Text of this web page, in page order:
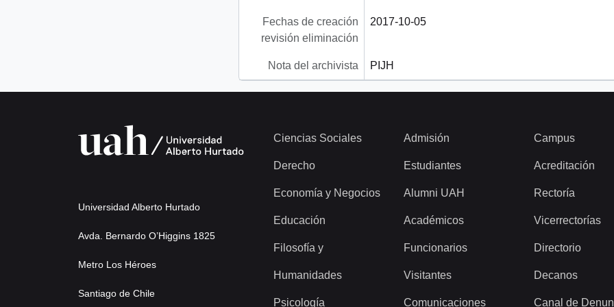
Fechas de creación
revisión eliminación
2017-10-05
Nota del archivista PIJH
Universidad Alberto Hurtado
Avda. Bernardo O’Higgins 1825
Metro Los Héroes
Santiago de Chile
Ciencias Sociales
Derecho
Economía y Negocios
Educación
Filosofía y
Humanidades
Psicología
Admisión
Estudiantes
Alumni UAH
Académicos
Funcionarios
Visitantes
Comunicaciones
Campus
Acreditación
Rectoría
Vicerrectorías
Directorio
Decanos
Canal de